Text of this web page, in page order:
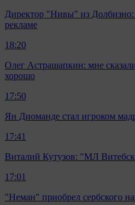
Директор "Нивы" из
рекламе
18:20
Олег Астрашапкин: мне
хорошо
17:50
Ян Диоманде стал игроком
17:41
Виталий Кутузов: "МЛ
17:01
"Неман" приобрел сербского